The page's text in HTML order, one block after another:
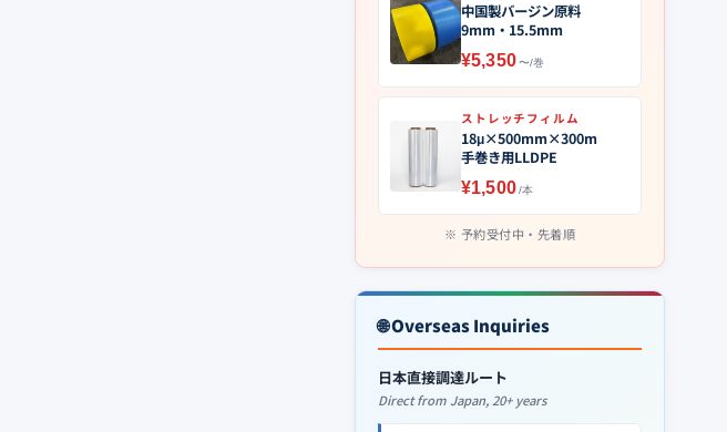
中国製バージン原料
9mm・15.5mm
¥5,350〜/巻
ストレッチフィルム
18μ×500mm×300m
手巻き用LLDPE
¥1,500/本
予約受付中・先着順
🌐 Overseas Inquiries
日本直接調達ルート
Direct from Japan, 20+ years